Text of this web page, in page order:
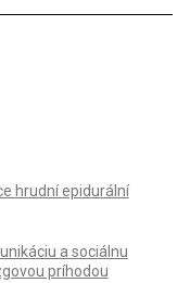
hrudní epidurální
a sociálnu
príhodou